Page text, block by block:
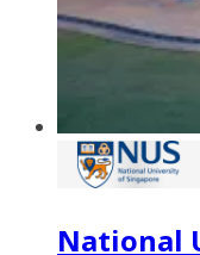
National